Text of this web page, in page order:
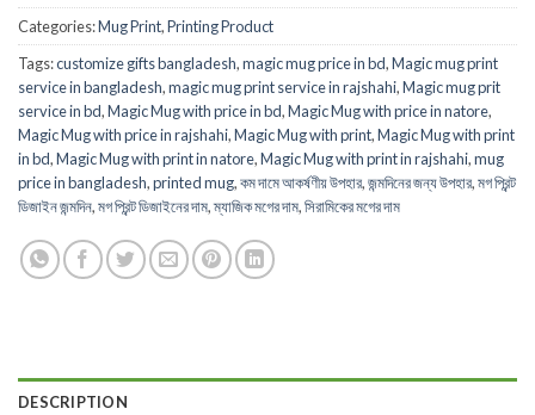
Categories:Mug Print,Printing Product
Tags:customize gifts bangladesh,magic mug price in bd,Magic mug print
service in bangladesh,magic mug print service in rajshahi,Magic mug prit
service in bd,Magic Mug with price in bd,Magic Mug with price in natore,
Magic Mug with price in rajshahi,Magic Mug with print,Magic Mug with print
in bd,Magic Mug with print in natore,Magic Mug with print in rajshahi,mug
price in bangladesh,printed mug,কম দামে আকর্ষণীয় উপহার,জন্মদিনের জন্য উপহার,মগ প্রিন্ট
ডিজাইন জন্মদিন,মগ প্রিন্ট ডিজাইনের দাম,ম্যাজিক মগের দাম,সিরামিকের মগের দাম
DESCRIPTION